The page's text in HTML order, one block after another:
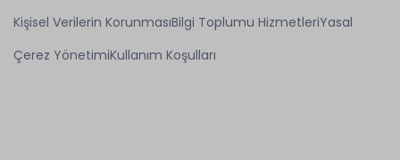
Kişisel Verilerin KorunmasıBilgi Toplumu HizmetleriYasal
Çerez YönetimiKullanım Koşulları